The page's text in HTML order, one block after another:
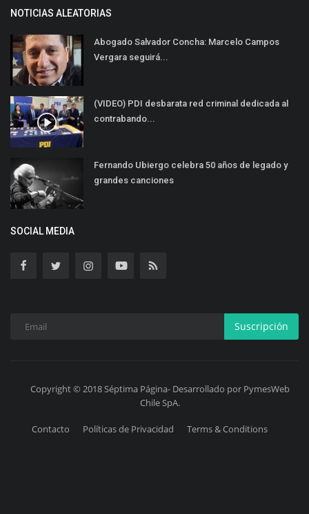
NOTICIAS ALEATORIAS
Abogado Salvador Concha: Marcelo Campos
Vergara seguirá...
(VIDEO) PDI desbarata red criminal dedicada al
contrabando...
Fernando Ubiergo celebra 50 años de legado y
grandes canciones
SOCIAL MEDIA
Suscripción
Copyright © 2018 Séptima Página- Desarrollado por PymesWeb
Chile SpA.
Contacto Políticas de Privacidad Terms & Conditions